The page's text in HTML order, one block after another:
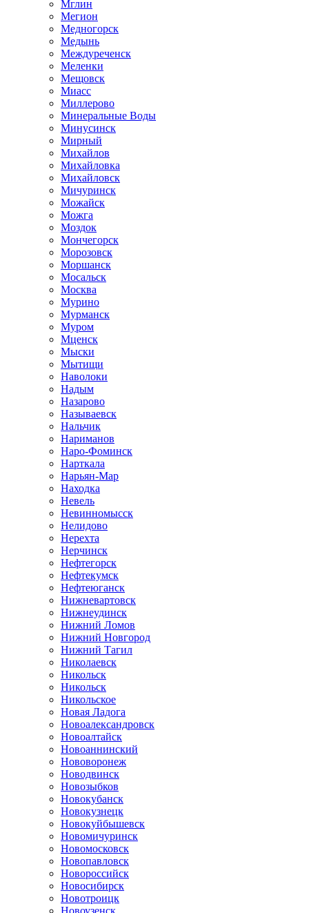
Мглин
Мегион
Медногорск
Медынь
Междуреченск
Меленки
Мещовск
Миасс
Миллерово
Минеральные Воды
Минусинск
Мирный
Михайлов
Михайловка
Михайловск
Мичуринск
Можайск
Можга
Моздок
Мончегорск
Морозовск
Моршанск
Мосальск
Москва
Мурино
Мурманск
Муром
Мценск
Мыски
Мытищи
Наволоки
Надым
Назарово
Называевск
Нальчик
Нариманов
Наро-Фоминск
Нарткала
Нарьян-Мар
Находка
Невель
Невинномысск
Нелидово
Нерехта
Нерчинск
Нефтегорск
Нефтекумск
Нефтеюганск
Нижневартовск
Нижнеудинск
Нижний Ломов
Нижний Новгород
Нижний Тагил
Николаевск
Никольск
Никольск
Никольское
Новая Ладога
Новоалександровск
Новоалтайск
Новоаннинский
Нововоронеж
Новодвинск
Новозыбков
Новокубанск
Новокузнецк
Новокуйбышевск
Новомичуринск
Новомосковск
Новопавловск
Новороссийск
Новосибирск
Новотроицк
Новоузенск